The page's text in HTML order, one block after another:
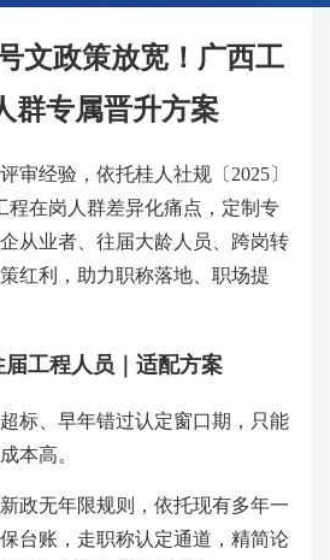
文政策放宽！广西工
群专属晋升方案
审经验，依托桂人社规〔 2025〕
程在岗人群差异化痛点，定制专
从业者、往届大龄人员、跨岗转
红利，助力职称落地、职场提
工程人员｜适配方案
超标、早年错过认定窗口期，只能
本高。
新政无年限规则，依托现有多年一
台账，走职称认定通道，精简论